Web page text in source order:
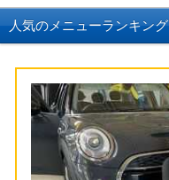
人気のメニューランキング